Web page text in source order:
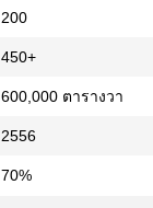
200
450+
600,000 ตารางวา
2556
70%